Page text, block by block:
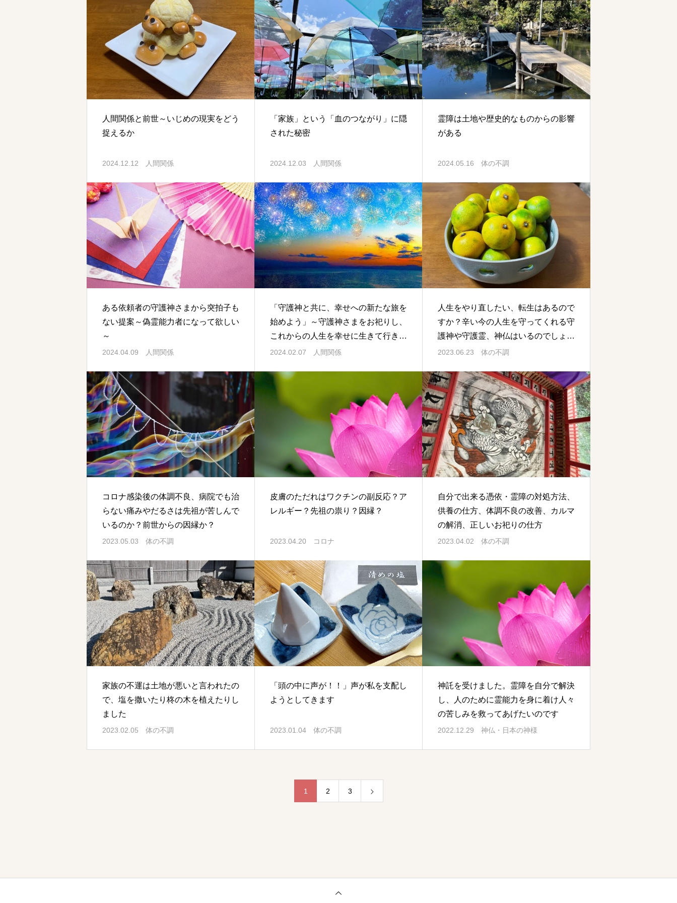
人間関係と前世～いじめの現実をどう
捉えるか
2024.12.12 人間関係
「家族」という「血のつながり」に隠
された秘密
2024.12.03 人間関係
霊障は土地や歴史的なものからの影響
がある
2024.05.16 体の不調
ある依頼者の守護神さまから突拍子も
ない提案～偽霊能力者になって欲しい
～
2024.04.09 人間関係
「守護神と共に、幸せへの新たな旅を
始めよう」～守護神さまをお祀りし、
これからの人生を幸せに生きて行きま
しょう
2024.02.07 人間関係
人生をやり直したい、転生はあるので
すか？辛い今の人生を守ってくれる守
護神や守護霊、神仏はいるのでしょう
か？
2023.06.23 体の不調
コロナ感染後の体調不良、病院でも治
らない痛みやだるさは先祖が苦しんで
いるのか？前世からの因縁か？
2023.05.03 体の不調
皮膚のただれはワクチンの副反応？ア
レルギー？先祖の祟り？因縁？
2023.04.20 コロナ
自分で出来る憑依・霊障の対処方法、
供養の仕方、体調不良の改善、カルマ
の解消、正しいお祀りの仕方
2023.04.02 体の不調
家族の不運は土地が悪いと言われたの
で、塩を撒いたり柊の木を植えたりし
ました
2023.02.05 体の不調
「頭の中に声が！！」声が私を支配し
ようとしてきます
2023.01.04 体の不調
神託を受けました。霊障を自分で解決
し、人のために霊能力を身に着け人々
の苦しみを救ってあげたいのです
2022.12.29 神仏・日本の神様
1 2 3